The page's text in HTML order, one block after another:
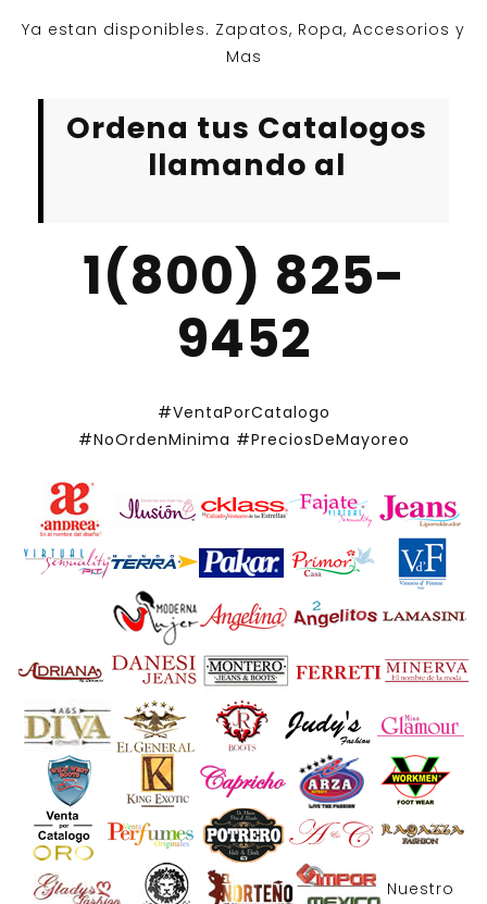
Ya estan disponibles. Zapatos, Ropa, Accesorios y
Mas
Ordena tus Catalogos
llamando al
1(800) 825-
9452
#VentaPorCatalogo
#NoOrdenMinima #PreciosDeMayoreo
Nuestro